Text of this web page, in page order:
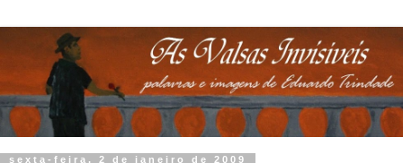
sexta-feira, 2 de janeiro de 2009